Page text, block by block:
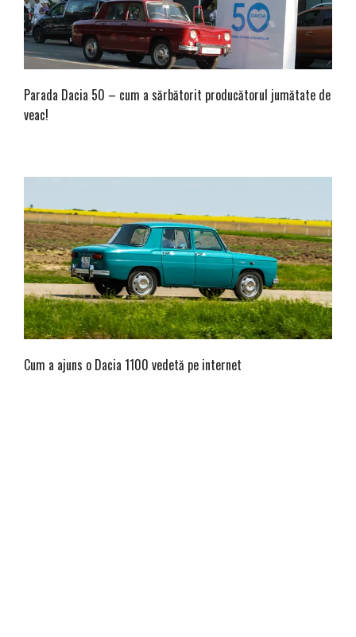
Parada Dacia 50 – cum a sărbătorit producătorul jumătate de
veac!
Cum a ajuns o Dacia 1100 vedetă pe internet